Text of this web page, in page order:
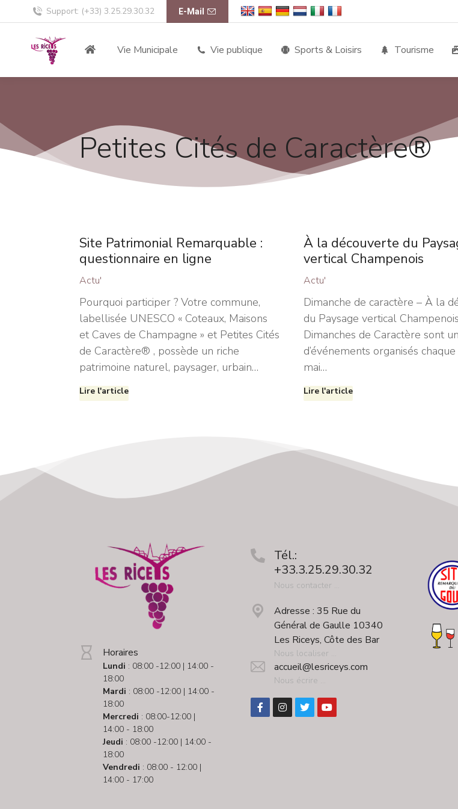
Support: (+33) 3.25.29.30.32 E-Mail
Vie Municipale Vie publique Sports & Loisirs Tourisme
Petites Cités de Caractère®
Site Patrimonial Remarquable :
questionnaire en ligne
Actu'
Pourquoi participer ? Votre commune,
labellisée UNESCO « Coteaux, Maisons
et Caves de Champagne » et Petites Cités
de Caractère® , possède un riche
patrimoine naturel, paysager, urbain…
Lire l'article
À la découverte du
vertical Champenois
Actu'
Dimanche de caractère – À la
du Paysage vertical
Dimanches de Caractère sont
d’événements organisés
mai…
Lire l'article
Horaires
Lundi : 08:00 -12:00 | 14:00 -
18:00
Mardi : 08:00 -12:00 | 14:00 -
18:00
Mercredi : 08:00-12:00 |
14:00 - 18:00
Jeudi : 08:00 -12:00 | 14:00 -
18:00
Vendredi : 08:00 - 12:00 |
14:00 - 17:00
Tél.:
+33.3.25.29.30.32
Nous contacter ...
Adresse : 35 Rue du
Général de Gaulle 10340
Les Riceys, Côte des Bar
Nous localiser ...
accueil@lesriceys.com
Nous écrire ...